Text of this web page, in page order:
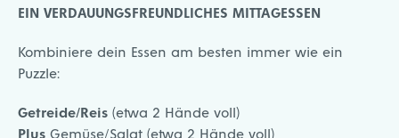
EIN VERDAUUNGSFREUNDLICHES MITTAGESSEN
Kombiniere dein Essen am besten immer wie ein
Puzzle:
Getreide/Reis (etwa 2 Hände voll)
Plus Gemüse/Salat (etwa 2 Hände voll)